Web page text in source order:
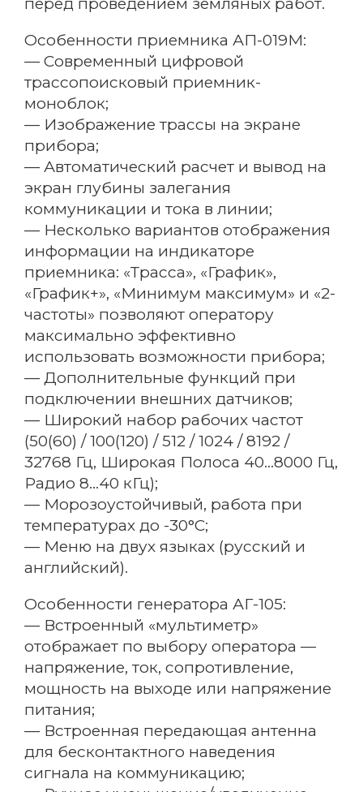
перед проведением земляных работ.
Особенности приемника АП-019М:
— Современный цифровой
трассопоисковый приемник-
моноблок;
— Изображение трассы на экране
прибора;
— Автоматический расчет и вывод на
экран глубины залегания
коммуникации и тока в линии;
— Несколько вариантов отображения
информации на индикаторе
приемника: «Трасса», «График»,
«График+», «Минимум максимум» и «2-
частоты» позволяют оператору
максимально эффективно
использовать возможности прибора;
— Дополнительные функций при
подключении внешних датчиков;
— Широкий набор рабочих частот
(50(60) / 100(120) / 512 / 1024 / 8192 /
32768 Гц, Широкая Полоса 40…8000 Гц,
Радио 8…40 кГц);
— Морозоустойчивый, работа при
температурах до -30°С;
— Меню на двух языках (русский и
английский).
Особенности генератора АГ-105:
— Встроенный «мультиметр»
отображает по выбору оператора —
напряжение, ток, сопротивление,
мощность на выходе или напряжение
питания;
— Встроенная передающая антенна
для бесконтактного наведения
сигнала на коммуникацию;
Email
Название компании
Регион
Способ связи
Я согласен с политикой
конфиденциальности
Оставить заявку